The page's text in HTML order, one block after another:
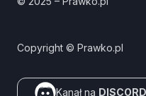
Copyright © Prawko.pl
Kanał na DISCORD